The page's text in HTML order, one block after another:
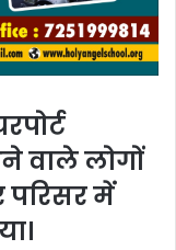
वाले लोगों
परिसर में